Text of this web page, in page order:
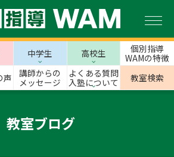
中学生 高校生
個別指導
WAMの特徴
声
講師からの
メッセージ
よくある質問
入塾について
教室検索
教室ブログ